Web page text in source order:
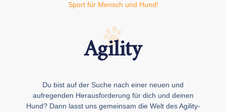
Sport für Mensch und Hund!
Agility
Du bist auf der Suche nach einer neuen und
aufregenden Herausforderung für dich und deinen
Hund? Dann lasst uns gemeinsam die Welt des Agility-